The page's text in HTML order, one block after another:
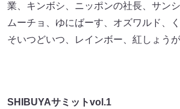
業、キンボシ、ニッポンの社長、サン
ムーチョ、ゆにばーす、オズワルド、
そいつどいつ、レインボー、紅しょう
SHIBUYAサミットvol.1